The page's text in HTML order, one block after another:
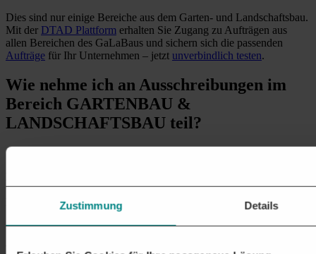
Zustimmung Details
Dies sind nur einige Bereiche aus dem Garten- und Landschaftsbau.
Mit der DTAD Plattform erhalten Sie Zugang zu Aufträgen aus
allen Bereichen des GaLaBaus und sichern sich die passenden
Aufträge für Ihr Unternehmen – jetzt unverbindlich testen.
Wie nehme ich an Ausschreibungen im
Bereich GARTENBAU &
LANDSCHAFTSBAU teil?
1. ÖFFENTLICHE AUFTRÄGE EINFACH FINDEN
und finden Sie passende Ausschreibungen zu Gartenbau &
Landschaftsbau.
2. SUCHFILTER MIT MEHREREN